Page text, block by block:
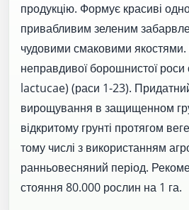
продукцію. Формує красиві
привабливим зеленим
чудовими смаковими якостями.
неправдивої борошнистої
lactucae) (раси 1-23).
вирощування в защищенном
відкритому грунті протягом
тому числі з використанням
ранньовесняний період.
стояння 80.000 рослин на 1 га.